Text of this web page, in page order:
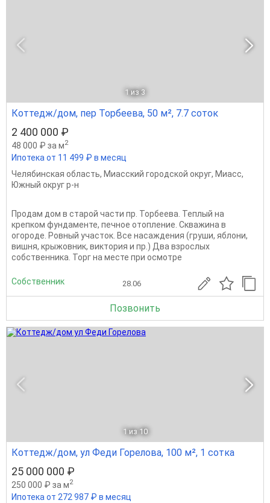
1 из 3
Коттедж/дом, пер Торбеева, 50 м², 7.7 соток
2 400 000 ₽
48 000 ₽ за м2
Ипотека от 11 499 ₽ в месяц
Челябинская область, Миасский городской округ, Миасс,
Южный округ р-н
Продам дом в старой части пр. Торбеева. Теплый на
крепком фундаменте, печное отопление. Скважина в
огороде. Ровный участок. Все насаждения (груши, яблони,
вишня, крыжовник, виктория и пр.) Два взрослых
собственника. Торг на месте при осмотре
Собственник 28.06
Позвонить
1 из 10
Коттедж/дом, ул Феди Горелова, 100 м², 1 сотка
25 000 000 ₽
250 000 ₽ за м2
Ипотека от 272 987 ₽ в месяц